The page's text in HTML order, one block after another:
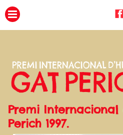
Premi
Perich 1997.